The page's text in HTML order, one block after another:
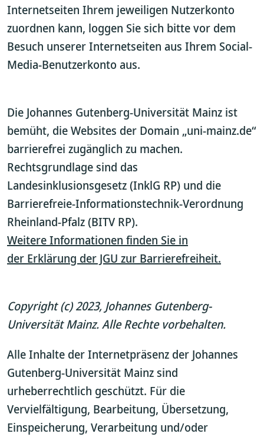
Internetseiten Ihrem jeweiligen Nutzerkonto
zuordnen kann, loggen Sie sich bitte vor dem
Besuch unserer Internetseiten aus Ihrem Social-
Media-Benutzerkonto aus.
Die Johannes Gutenberg-Universität Mainz ist
bemüht, die Websites der Domain „uni-mainz.de“
barrierefrei zugänglich zu machen.
Rechtsgrundlage sind das
Landesinklusionsgesetz (InklG RP) und die
Barrierefreie-Informationstechnik-Verordnung
Rheinland-Pfalz (BITV RP).
Weitere Informationen finden Sie in
der Erklärung der JGU zur Barrierefreiheit.
Copyright (c) 2023, Johannes Gutenberg-
Universität Mainz. Alle Rechte vorbehalten.
Alle Inhalte der Internetpräsenz der Johannes
Gutenberg-Universität Mainz sind
urheberrechtlich geschützt. Für die
Vervielfältigung, Bearbeitung, Übersetzung,
Einspeicherung, Verarbeitung und/oder